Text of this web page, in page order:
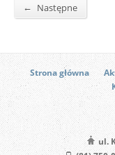
← Następne
Strona główna
ul.